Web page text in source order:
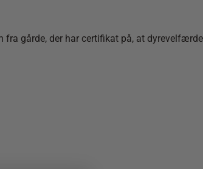
gårde, der har certifikat på, at